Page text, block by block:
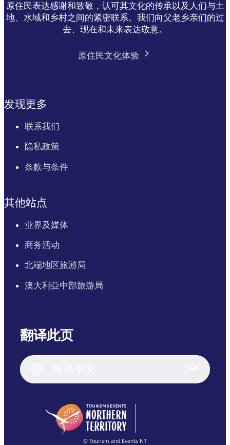
原住民表达感谢和致敬，认可其文化的传承以及人们与土
地、水域和乡村之间的紧密联系。我们向父老乡亲们的过
去、现在和未来表达敬意。
原住民文化体验
发现更多
联系我们
隐私政策
条款与条件
其他站点
业界及媒体
商务活动
北端地区旅游局
澳大利亞中部旅游局
翻译此页
English (US)
English
(Singapore)
Français
繁體中文
© Tourism and Events NT